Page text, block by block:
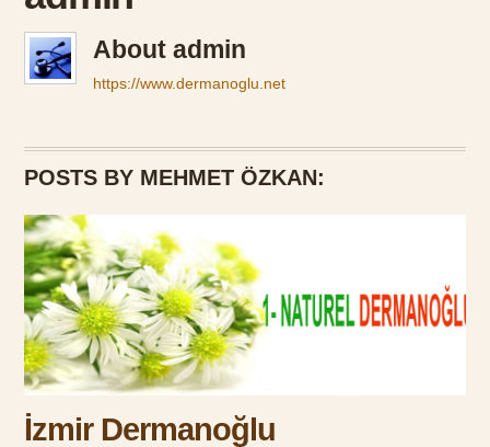
Aboutadmin
https://www.dermanoglu.net
POSTS BY MEHMET ÖZKAN:
İzmir Dermanoğlu